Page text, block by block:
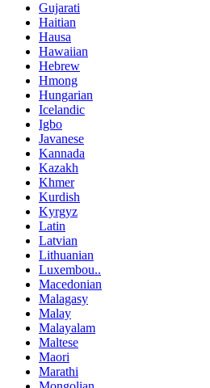
Gujarati
Haitian
Hausa
Hawaiian
Hebrew
Hmong
Hungarian
Icelandic
Igbo
Javanese
Kannada
Kazakh
Khmer
Kurdish
Kyrgyz
Latin
Latvian
Lithuanian
Luxembou..
Macedonian
Malagasy
Malay
Malayalam
Maltese
Maori
Marathi